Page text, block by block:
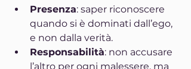
Presenza: saper riconoscere
quando si è dominati dall’ego,
e non dalla verità.
Responsabilità: non accusare
l’altro per ogni malessere, ma